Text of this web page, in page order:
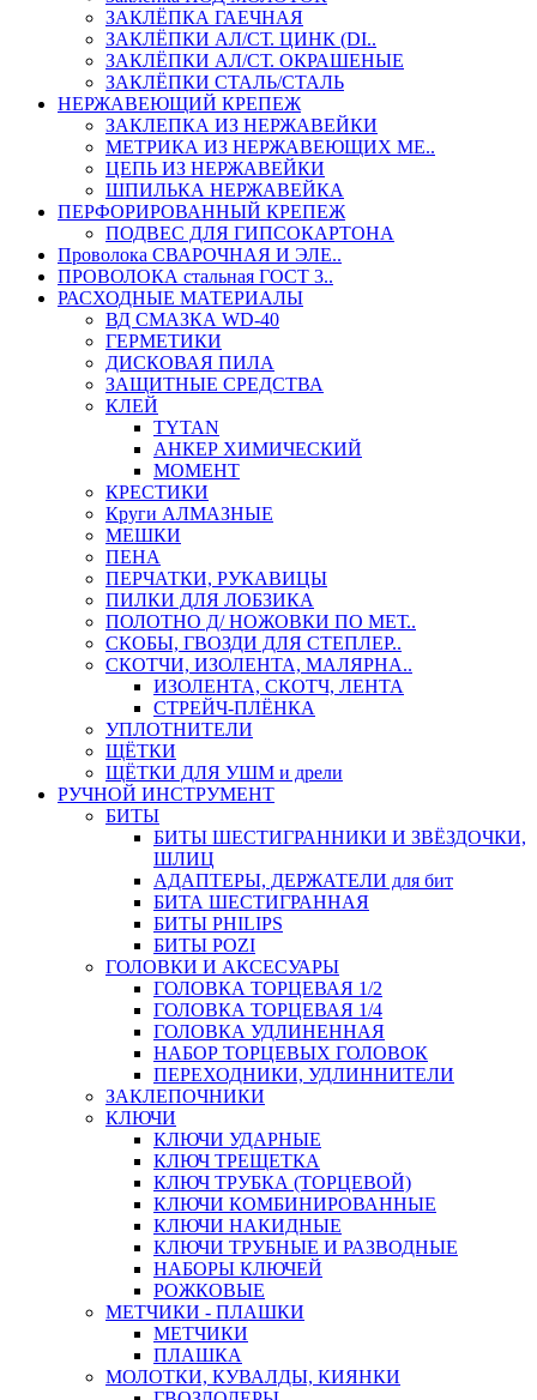
ЗАКЛЁПКА ГАЕЧНАЯ
ЗАКЛЁПКИ АЛ/СТ. ЦИНК (DI..
ЗАКЛЁПКИ АЛ/СТ. ОКРАШЕНЫЕ
ЗАКЛЁПКИ СТАЛЬ/СТАЛЬ
НЕРЖАВЕЮЩИЙ КРЕПЕЖ
ЗАКЛЕПКА ИЗ НЕРЖАВЕЙКИ
МЕТРИКА ИЗ НЕРЖАВЕЮЩИХ МЕ..
ЦЕПЬ ИЗ НЕРЖАВЕЙКИ
ШПИЛЬКА НЕРЖАВЕЙКА
ПЕРФОРИРОВАННЫЙ КРЕПЕЖ
ПОДВЕС ДЛЯ ГИПСОКАРТОНА
Проволока СВАРОЧНАЯ И ЭЛЕ..
ПРОВОЛОКА стальная ГОСТ 3..
РАСХОДНЫЕ МАТЕРИАЛЫ
ВД СМАЗКА WD-40
ГЕРМЕТИКИ
ДИСКОВАЯ ПИЛА
ЗАЩИТНЫЕ СРЕДСТВА
КЛЕЙ
TYTAN
АНКЕР ХИМИЧЕСКИЙ
МОМЕНТ
КРЕСТИКИ
Круги АЛМАЗНЫЕ
МЕШКИ
ПЕНА
ПЕРЧАТКИ, РУКАВИЦЫ
ПИЛКИ ДЛЯ ЛОБЗИКА
ПОЛОТНО Д/ НОЖОВКИ ПО МЕТ..
СКОБЫ, ГВОЗДИ ДЛЯ СТЕПЛЕР..
СКОТЧИ, ИЗОЛЕНТА, МАЛЯРНА..
ИЗОЛЕНТА, СКОТЧ, ЛЕНТА
СТРЕЙЧ-ПЛЁНКА
УПЛОТНИТЕЛИ
ЩЁТКИ
ЩЁТКИ ДЛЯ УШМ и дрели
РУЧНОЙ ИНСТРУМЕНТ
БИТЫ
БИТЫ ШЕСТИГРАННИКИ И ЗВЁЗДОЧКИ,
ШЛИЦ
АДАПТЕРЫ, ДЕРЖАТЕЛИ для бит
БИТА ШЕСТИГРАННАЯ
БИТЫ PHILIPS
БИТЫ POZI
ГОЛОВКИ И АКСЕСУАРЫ
ГОЛОВКА ТОРЦЕВАЯ 1/2
ГОЛОВКА ТОРЦЕВАЯ 1/4
ГОЛОВКА УДЛИНЕННАЯ
НАБОР ТОРЦЕВЫХ ГОЛОВОК
ПЕРЕХОДНИКИ, УДЛИННИТЕЛИ
ЗАКЛЕПОЧНИКИ
КЛЮЧИ
КЛЮЧИ УДАРНЫЕ
КЛЮЧ ТРЕЩЕТКА
КЛЮЧ ТРУБКА (ТОРЦЕВОЙ)
КЛЮЧИ КОМБИНИРОВАННЫЕ
КЛЮЧИ НАКИДНЫЕ
КЛЮЧИ ТРУБНЫЕ И РАЗВОДНЫЕ
НАБОРЫ КЛЮЧЕЙ
РОЖКОВЫЕ
МЕТЧИКИ - ПЛАШКИ
МЕТЧИКИ
ПЛАШКА
МОЛОТКИ, КУВАЛДЫ, КИЯНКИ